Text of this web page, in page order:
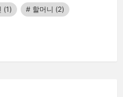
(1) 할머니 (2)